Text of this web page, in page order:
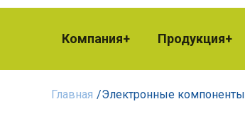
Компания Продукция
Главная /Электронные компоненты